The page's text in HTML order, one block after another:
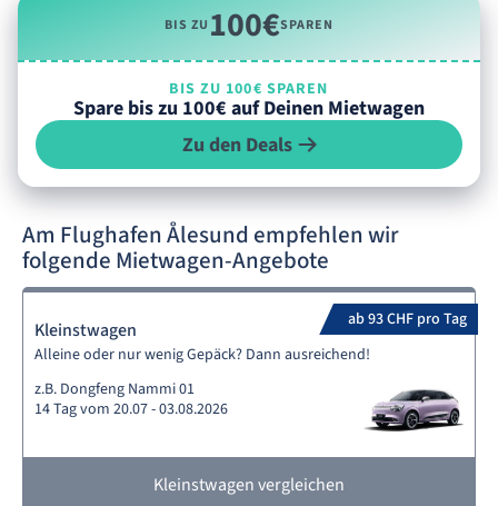
BIS ZU100€SPAREN
BIS ZU 100€ SPAREN
Spare bis zu 100€ auf Deinen Mietwagen
Zu den Deals
Am Flughafen Ålesund empfehlen wir
folgende Mietwagen-Angebote
ab 93 CHF pro Tag
Kleinstwagen
Alleine oder nur wenig Gepäck? Dann ausreichend!
z.B. Dongfeng Nammi 01
14 Tag vom 20.07 - 03.08.2026
Kleinstwagen vergleichen